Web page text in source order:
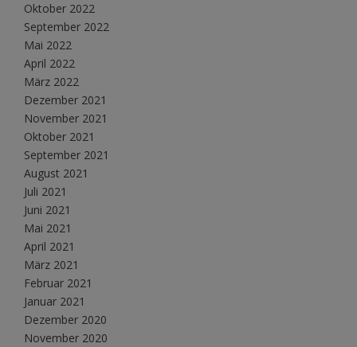
Oktober 2022
September 2022
Mai 2022
April 2022
März 2022
Dezember 2021
November 2021
Oktober 2021
September 2021
August 2021
Juli 2021
Juni 2021
Mai 2021
April 2021
März 2021
Februar 2021
Januar 2021
Dezember 2020
November 2020